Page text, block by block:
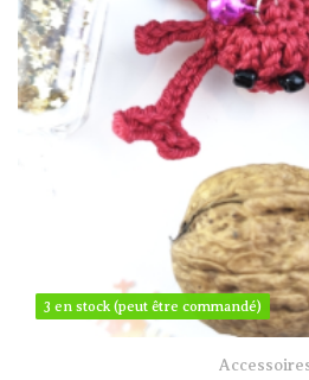
3 en stock (peut être commandé)
3 en stock (peut être commandé)